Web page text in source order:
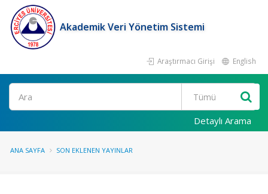
Akademik Veri Yönetim Sistemi
Araştırmacı Girişi English
Ara
Detaylı Arama
ANA SAYFA SON EKLENEN YAYINLAR